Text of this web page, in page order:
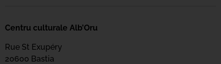
Centru culturale Alb’Oru
Rue St Exupéry
20600 Bastia